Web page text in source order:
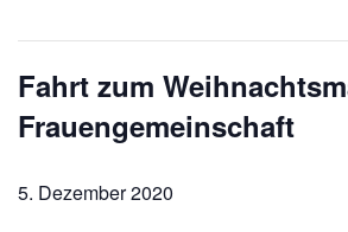
Fahrt zum
Frauengemeinschaft
5. Dezember 2020